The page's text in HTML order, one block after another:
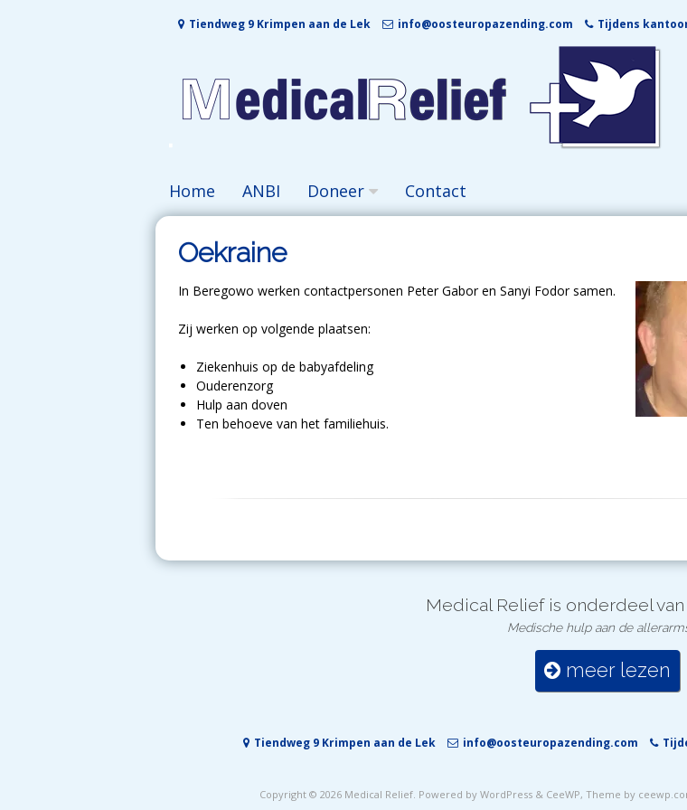
Tiendweg 9 Krimpen aan de Lek info@oosteuropazending.com Tijdens
Home ANBI Doneer Contact
Oekraine
In Beregowo werken contactpersonen Peter Gabor en Sanyi Fodor samen.
Zij werken op volgende plaatsen:
Ziekenhuis op de babyafdeling
Ouderenzorg
Hulp aan doven
Ten behoeve van het familiehuis.
Medical Relief is onderdeel
Medische hulp aan de
meer lezen
Tiendweg 9 Krimpen aan de Lek info@oosteuropazending.com
Copyright © 2026 Medical Relief. Powered by WordPress & CeeWP, Theme by